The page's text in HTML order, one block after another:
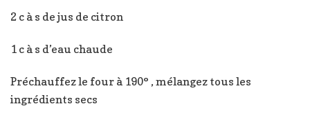
2 c à s de jus de citron
1 c à s d’eau chaude
Préchauffez le four à 190° , mélangez tous les
ingrédients secs